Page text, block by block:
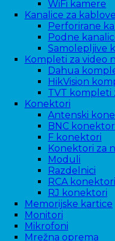
WiFi kamere
Kanalice za
Perforirane
Podne
Samolepljive
Kompleti za video
Dahua
HikVision
TVT kompleti
Konektori
Antenski
BNC
F konektori
Konektori za
Moduli
Razdelnici
RCA konektori
RJ konektori
Memorijske kartice
Monitori
Mikrofoni
Mrežna oprema